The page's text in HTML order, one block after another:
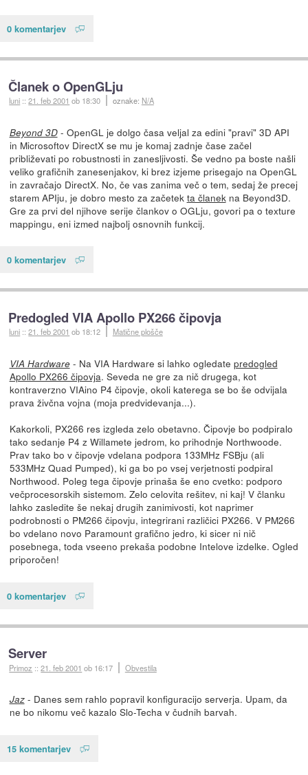
0 komentarjev
Članek o OpenGLju
luni ::21. feb 2001 ob 18:30 oznake: N/A
Beyond 3D- OpenGL je dolgo časa veljal za edini "pravi" 3D API
in Microsoftov DirectX se mu je komaj zadnje čase začel
približevati po robustnosti in zanesljivosti. Še vedno pa boste našli
veliko grafičnih zanesenjakov, ki brez izjeme prisegajo na OpenGL
in zavračajo DirectX. No, če vas zanima več o tem, sedaj že precej
starem APIju, je dobro mesto za začetek ta članek na Beyond3D.
Gre za prvi del njihove serije člankov o OGLju, govori pa o texture
mappingu, eni izmed najbolj osnovnih funkcij.
0 komentarjev
Predogled VIA Apollo PX266 čipovja
luni ::21. feb 2001 ob 18:12 Matične plošče
VIA Hardware- Na VIA Hardware si lahko ogledate predogled
Apollo PX266 čipovja. Seveda ne gre za nič drugega, kot
kontraverzno VIAino P4 čipovje, okoli katerega se bo še odvijala
prava živčna vojna (moja predvidevanja...).
Kakorkoli, PX266 res izgleda zelo obetavno. Čipovje bo podpiralo
tako sedanje P4 z Willamete jedrom, ko prihodnje Northwoode.
Prav tako bo v čipovje vdelana podpora 133MHz FSBju (ali
533MHz Quad Pumped), ki ga bo po vsej verjetnosti podpiral
Northwood. Poleg tega čipovje prinaša še eno cvetko: podporo
večprocesorskih sistemom. Zelo celovita rešitev, ni kaj! V članku
lahko zasledite še nekaj drugih zanimivosti, kot naprimer
podrobnosti o PM266 čipovju, integrirani različici PX266. V PM266
bo vdelano novo Paramount grafično jedro, ki sicer ni nič
posebnega, toda vseeno prekaša podobne Intelove izdelke. Ogled
priporočen!
0 komentarjev
Server
Primoz ::21. feb 2001 ob 16:17 Obvestila
Jaz- Danes sem rahlo popravil konfiguracijo serverja. Upam, da
ne bo nikomu več kazalo Slo-Techa v čudnih barvah.
15 komentarjev